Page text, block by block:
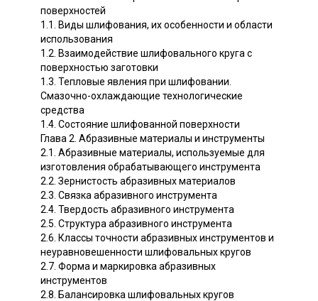
поверхностей
1.1. Виды шлифования, их особенности и области
использования
1.2. Взаимодействие шлифовального круга с
поверхностью заготовки
1.3. Тепловые явления при шлифовании.
Смазочно-охлаждающие технологические
средства
1.4. Состояние шлифованной поверхности
Глава 2. Абразивные материалы и инструменты
2.1. Абразивные материалы, используемые для
изготовления обрабатывающего инструмента
2.2. Зернистость абразивных материалов
2.3. Связка абразивного инструмента
2.4. Твердость абразивного инструмента
2.5. Структура абразивного инструмента
2.6. Классы точности абразивных инструментов и
неуравновешенности шлифовальных кругов
2.7. Форма и маркировка абразивных
инструментов
2.8. Балансировка шлифовальных кругов